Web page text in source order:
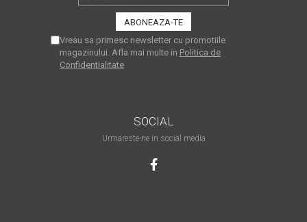
Vreau sa primesc newsletter cu promotiile
magazinului. Afla mai multe in Politica de
Confidentialitate
SOCIAL
Urmareste-ne in social media